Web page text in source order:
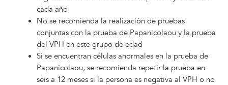
cada año
No se recomienda la realización de pruebas
conjuntas con la prueba de Papanicolaou y la prueba
del VPH en este grupo de edad
Si se encuentran células anormales en la prueba de
Papanicolaou, se recomienda repetir la prueba en
seis a 12 meses si la persona es negativa al VPH o no